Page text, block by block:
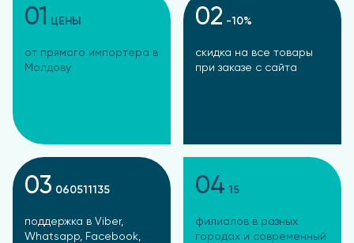
01 ЦЕНЫ
от прямого импортера в
Молдову
02 -10%
скидка на все товары
при заказе с сайта
03 060511135
поддержка в Viber,
Whatsapp, Facebook,
04 15
филиалов в разных
городах и современный